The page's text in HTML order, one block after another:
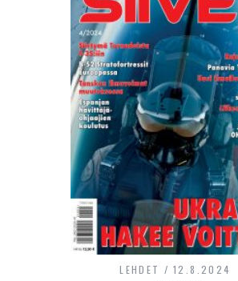
LEHDET 12.8.2024